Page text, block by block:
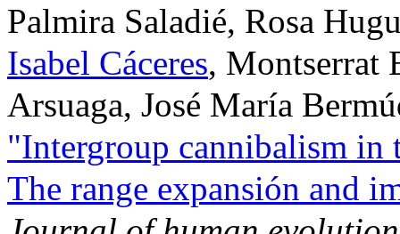
Palmira Saladié, Rosa
Isabel Cáceres, Montserrat
Arsuaga, José María
"Intergroup cannibalism in
The range expansión and